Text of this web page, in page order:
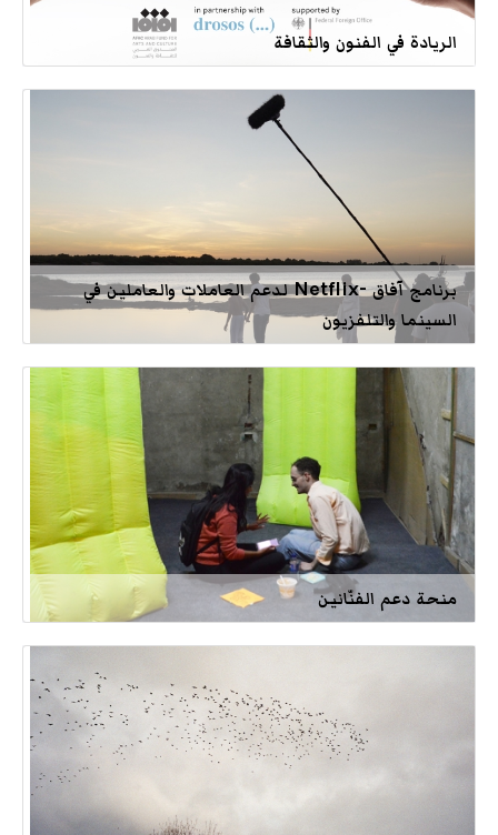
الريادة في الفنون والثقافة
برنامج آفاق -Netflix لدعم العاملات والعاملين في
السينما والتلفزيون
منحة دعم الفنّانين